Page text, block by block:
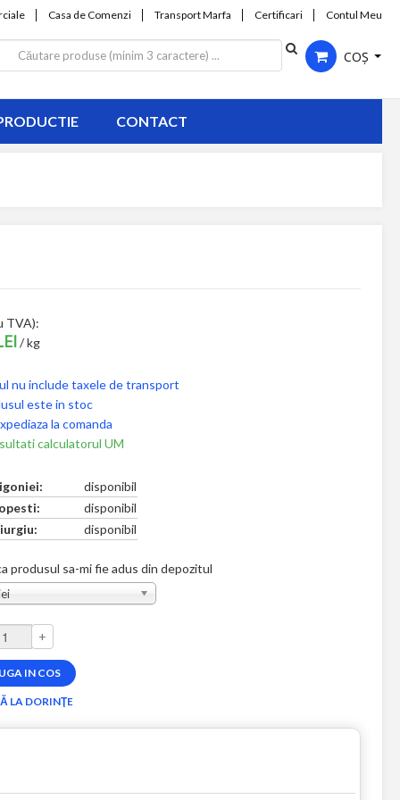
Casa de Comenzi Transport Marfa Certificari Contul Meu
COȘ
CONTACT
TVA):
/ kg
nu include taxele de transport
este in stoc
la comanda
calculatorul UM
disponibil
disponibil
disponibil
produsul sa-mi fie adus din depozitul
+